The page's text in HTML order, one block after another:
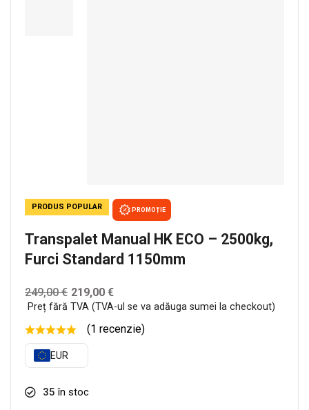
PRODUS POPULAR PROMOȚIE
Transpalet Manual HK ECO – 2500kg,
Furci Standard 1150mm
249,00€ 219,00 €
Preț fără TVA (TVA-ul se va adăuga sumei la checkout)
(1 recenzie)
EUR
35 în stoc